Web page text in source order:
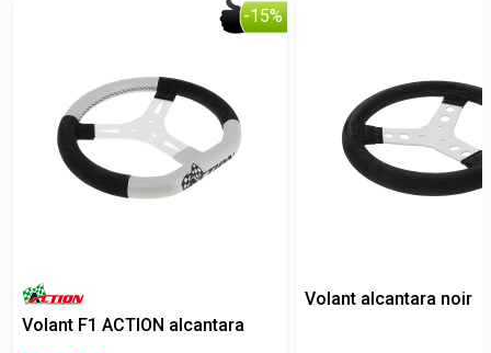
-15%
Volant F1 ACTION alcantara
Volant alcantara noir